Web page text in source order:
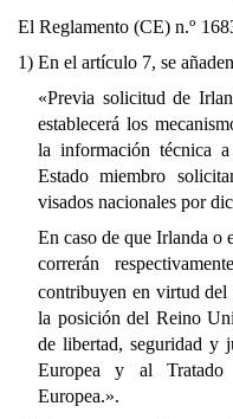
El Reglamento (CE) n.o
1) En el artículo 7, se
«Previa solicitud de
establecerá los
la información técnica
Estado miembro
visados nacionales por
En caso de que Irlanda o
correrán
contribuyen en virtud
la posición del Reino
de libertad, seguridad y
Europea y al
Europea.».